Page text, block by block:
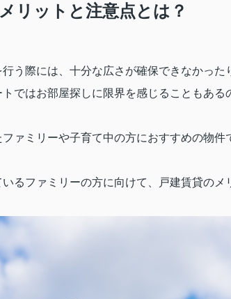
リットと注意点とは？
う際には、十分な広さが確保できなかった
ではお部屋探しに限界を感じることもある
ァミリーや子育て中の方におすすめの物件
るファミリーの方に向けて、戸建賃貸のメ